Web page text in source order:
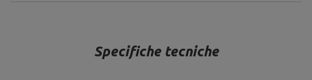
Specifiche tecniche